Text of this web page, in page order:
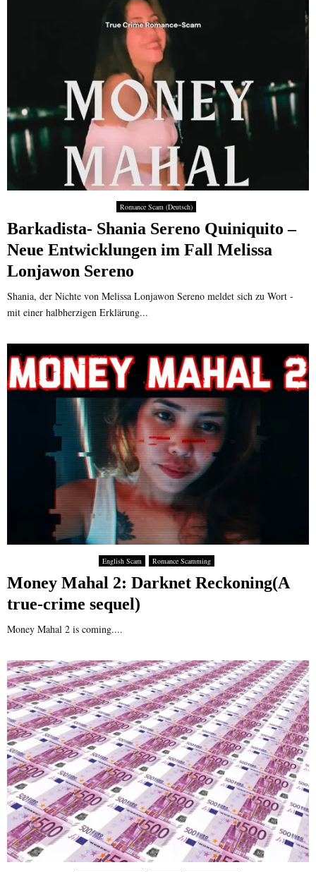
Romance Scam (Deutsch)
Barkadista- Shania Sereno Quiniquito –
Neue Entwicklungen im Fall Melissa
Lonjawon Sereno
Shania, der Nichte von Melissa Lonjawon Sereno meldet sich zu Wort -
mit einer halbherzigen Erklärung...
English Scam Romance Scamming
Money Mahal 2: Darknet Reckoning(A
true-crime sequel)
Money Mahal 2 is coming....